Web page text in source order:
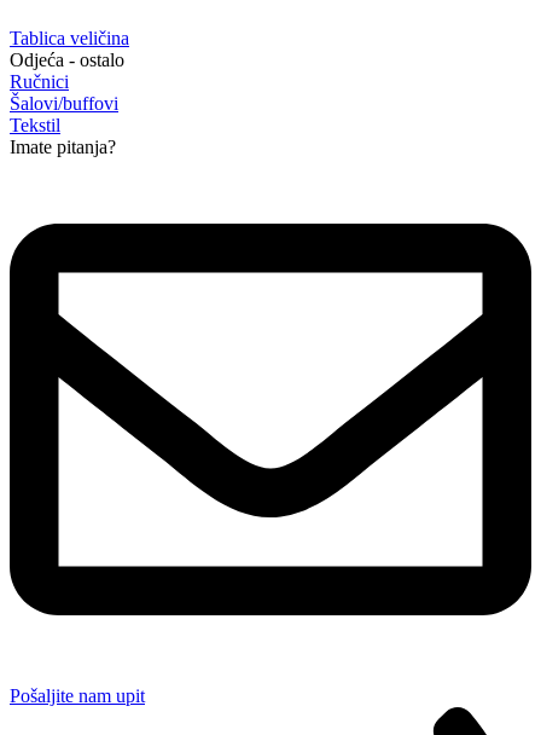
Tablica veličina
Odjeća - ostalo
Ručnici
Šalovi/buffovi
Tekstil
Imate pitanja?
Pošaljite nam upit